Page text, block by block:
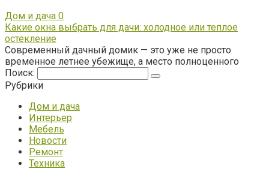
Дом и дача 0
Какие окна выбрать для дачи: холодное или теплое
остекление
Современный дачный домик — это уже не просто
временное летнее убежище, а место полноценного
Поиск:
Рубрики
Дом и дача
Интерьер
Мебель
Новости
Ремонт
Техника